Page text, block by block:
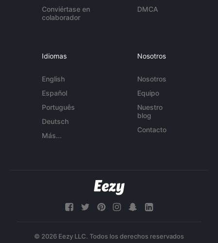
Conviértase en
colaborador
DMCA
Idiomas
English
Español
Português
Deutsch
Más...
Nosotros
Nosotros
Equipo
Nuestro
blog
Contacto
© 2026 Eezy LLC. Todos los derechos reservados